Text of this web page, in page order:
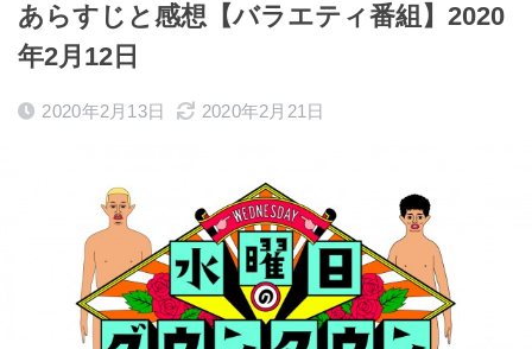
あらすじと感想【バラエティ番組】2020
年2月12日
2020年2月13日 2020年2月21日